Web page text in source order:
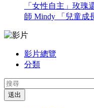
「女性自主」玫瑰
師 Mindy
「兒童
影片總覽
分類
送出